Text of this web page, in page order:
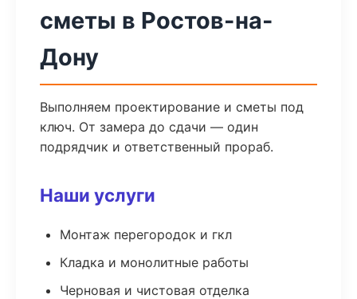
сметы в Ростов-на-
Дону
Выполняем проектирование и сметы под
ключ. От замера до сдачи — один
подрядчик и ответственный прораб.
Наши услуги
Монтаж перегородок и гкл
Кладка и монолитные работы
Черновая и чистовая отделка